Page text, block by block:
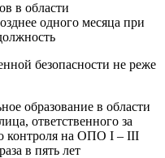
в области
одного месяца при
безопасности не реже
образование в области
ответственного за
контроля на ОПО I – III
в пять лет